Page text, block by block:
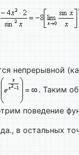
непрерывной
. Таким
поведение
в остальных